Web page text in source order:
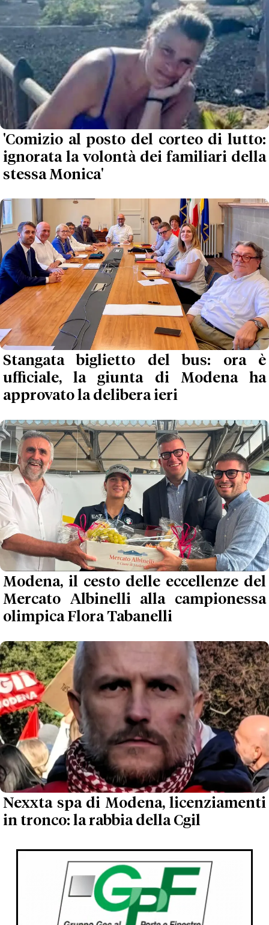
'Comizio al posto del corteo di lutto:
ignorata la volontà dei familiari della
stessa Monica'
Stangata biglietto del bus: ora è
ufficiale, la giunta di Modena ha
approvato la delibera ieri
Modena, il cesto delle eccellenze del
Mercato Albinelli alla campionessa
olimpica Flora Tabanelli
Nexxta spa di Modena, licenziamenti
in tronco: la rabbia della Cgil